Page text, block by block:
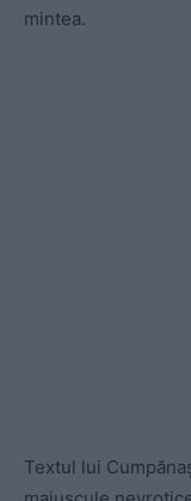
mintea.
Textul lui